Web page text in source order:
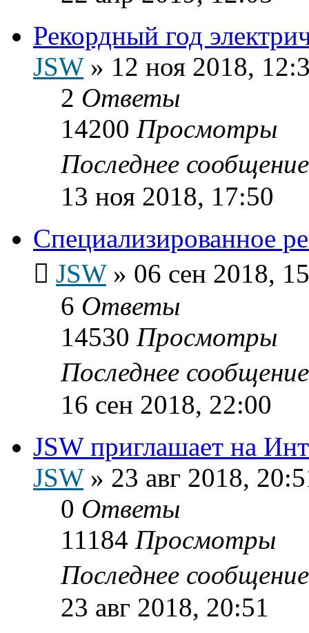
Рекордный год
JSW» 12 ноя 2018,
2 Ответы
14200 Просмотры
Последнее
13 ноя 2018, 17:50
Специализированное
JSW» 06 сен 2018,
6 Ответы
14530 Просмотры
Последнее
16 сен 2018, 22:00
JSW приглашает на
JSW» 23 авг 2018,
0 Ответы
11184 Просмотры
Последнее
23 авг 2018, 20:51